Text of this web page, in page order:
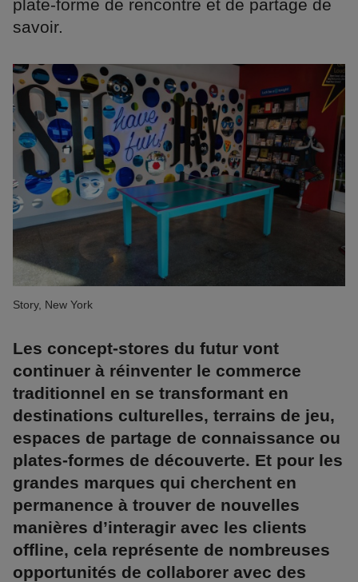
plate-forme de rencontre et de partage de
savoir.
Story, New York
Les concept-stores du futur vont
continuer à réinventer le commerce
traditionnel en se transformant en
destinations culturelles, terrains de jeu,
espaces de partage de connaissance ou
plates-formes de découverte. Et pour les
grandes marques qui cherchent en
permanence à trouver de nouvelles
manières d’interagir avec les clients
offline, cela représente de nombreuses
opportunités de collaborer avec des